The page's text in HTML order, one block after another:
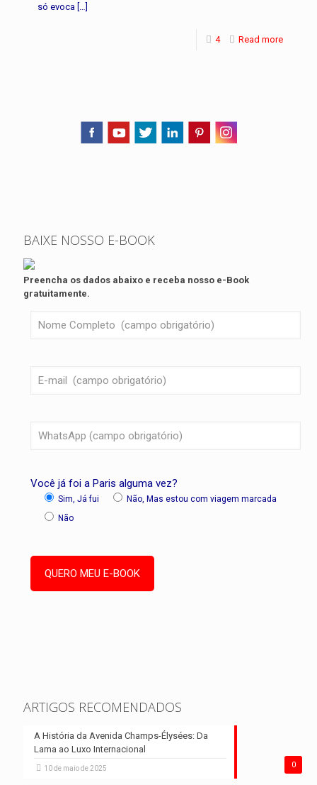
só evoca […]
4 Read more
BAIXE NOSSO E-BOOK
Preencha os dados abaixo e receba nosso e-Book
gratuitamente.
Você já foi a Paris alguma vez?
Sim, Já fui
Não, Mas estou com viagem marcada
Não
ARTIGOS RECOMENDADOS
0
A História da Avenida Champs-Élysées: Da
Lama ao Luxo Internacional
10 de maio de 2025